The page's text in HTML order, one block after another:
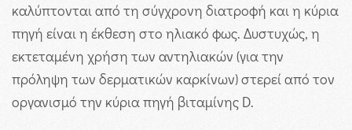
καλύπτονται από τη σύγχρονη διατροφή και η κύρια
πηγή είναι η έκθεση στο ηλιακό φως. Δυστυχώς, η
εκτεταμένη χρήση των αντηλιακών (για την
πρόληψη των δερματικών καρκίνων) στερεί από τον
οργανισμό την κύρια πηγή βιταμίνης D.